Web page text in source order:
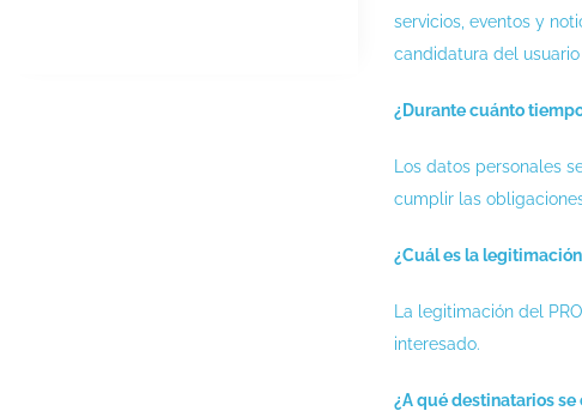
servicios, eventos y
candidatura del
¿Durante cuánto
Los datos personales
cumplir las
¿Cuál es la
La legitimación del
interesado.
¿A qué destinatarios